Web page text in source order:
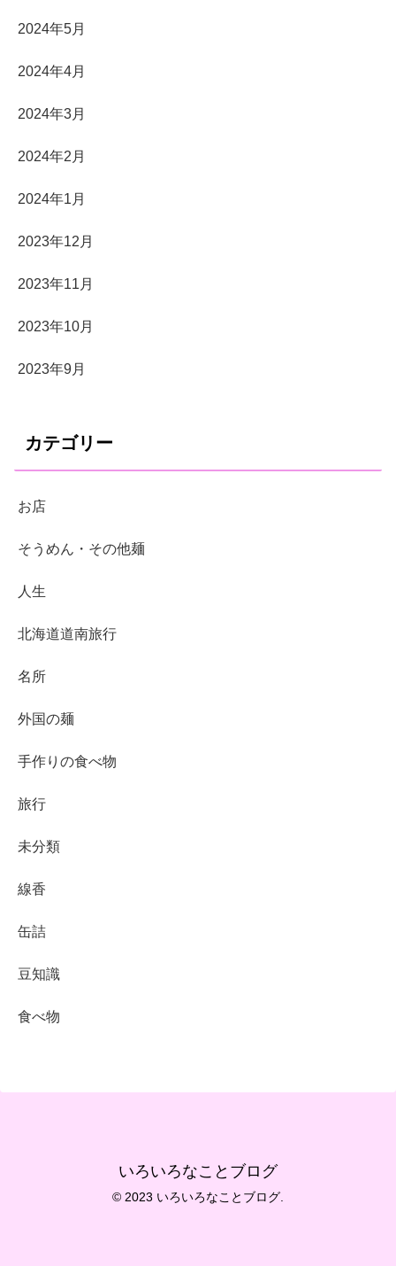
2024年5月
2024年4月
2024年3月
2024年2月
2024年1月
2023年12月
2023年11月
2023年10月
2023年9月
カテゴリー
お店
そうめん・その他麺
人生
北海道道南旅行
名所
外国の麺
手作りの食べ物
旅行
未分類
線香
缶詰
豆知識
食べ物
いろいろなことブログ
© 2023 いろいろなことブログ.